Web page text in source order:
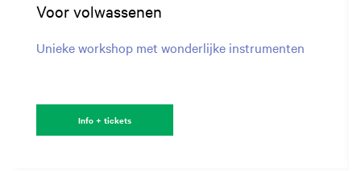
Voor volwassenen
Unieke workshop met wonderlijke instrumenten
Info + tickets